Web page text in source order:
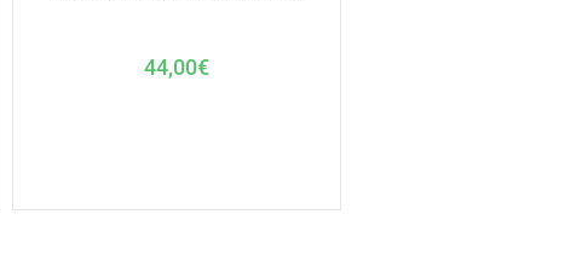
44,00€